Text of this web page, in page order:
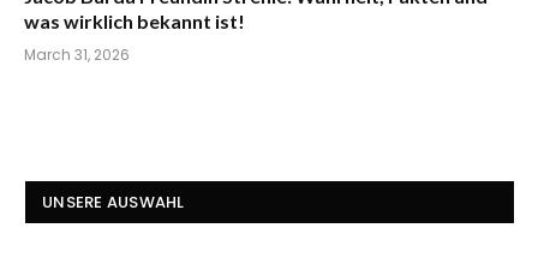
was wirklich bekannt ist!
March 31, 2026
UNSERE AUSWAHL